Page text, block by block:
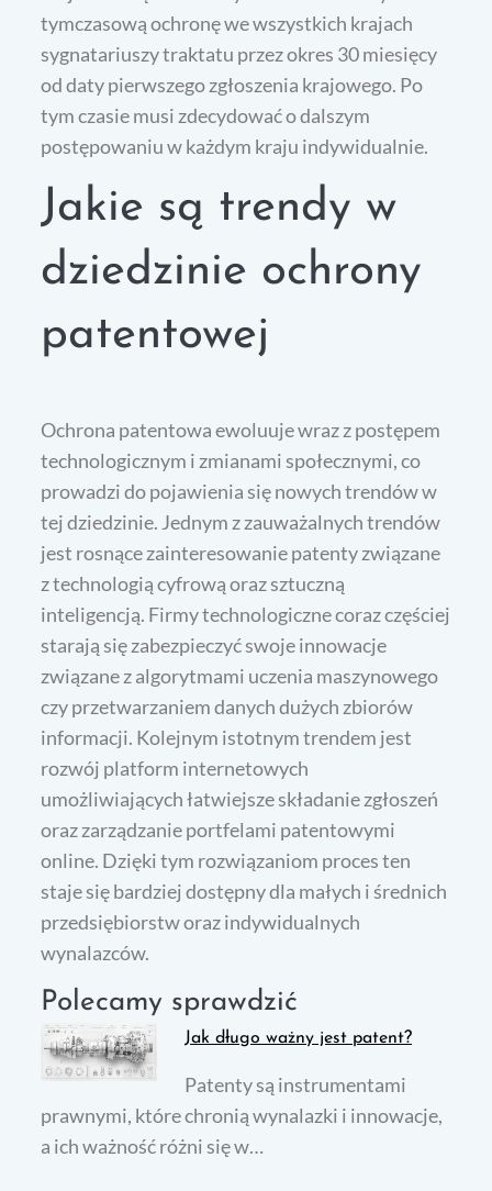
tymczasową ochronę we wszystkich krajach
sygnatariuszy traktatu przez okres 30 miesięcy
od daty pierwszego zgłoszenia krajowego. Po
tym czasie musi zdecydować o dalszym
postępowaniu w każdym kraju indywidualnie.
Jakie są trendy w
dziedzinie ochrony
patentowej
Ochrona patentowa ewoluuje wraz z postępem
technologicznym i zmianami społecznymi, co
prowadzi do pojawienia się nowych trendów w
tej dziedzinie. Jednym z zauważalnych trendów
jest rosnące zainteresowanie patenty związane
z technologią cyfrową oraz sztuczną
inteligencją. Firmy technologiczne coraz częściej
starają się zabezpieczyć swoje innowacje
związane z algorytmami uczenia maszynowego
czy przetwarzaniem danych dużych zbiorów
informacji. Kolejnym istotnym trendem jest
rozwój platform internetowych
umożliwiających łatwiejsze składanie zgłoszeń
oraz zarządzanie portfelami patentowymi
online. Dzięki tym rozwiązaniom proces ten
staje się bardziej dostępny dla małych i średnich
przedsiębiorstw oraz indywidualnych
wynalazców.
Polecamy sprawdzić
Jak długo ważny jest patent?
Patenty są instrumentami
prawnymi, które chronią wynalazki i innowacje,
a ich ważność różni się w…